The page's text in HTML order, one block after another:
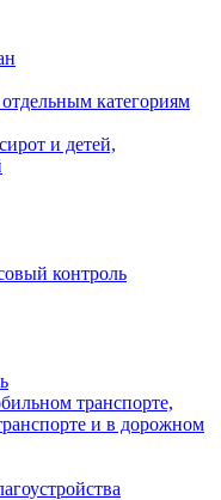
категориям
и детей,
контроль
транспорте,
и в дорожном